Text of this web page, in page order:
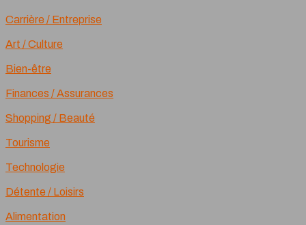
Carrière / Entreprise
Art / Culture
Bien-être
Finances / Assurances
Shopping / Beauté
Tourisme
Technologie
Détente / Loisirs
Alimentation